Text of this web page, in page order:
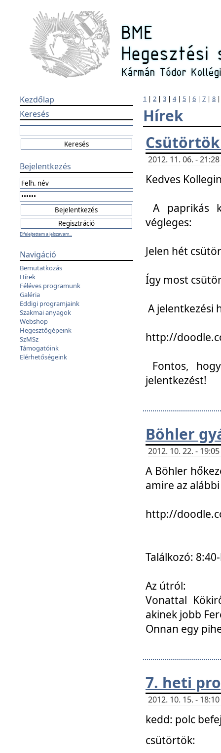
Kezdőlap
Keresés
Bejelentkezés
Elfelejtettem a jelszavam...
Navigáció
Bemutatkozás
Hírek
Féléves programunk
Galéria
Eddigi programjaink
Szakmai anyagok
Webshop
Hegesztőgépeink
SzMSz
Támogatóink
Elérhetőségeink
1 | 2 | 3 | 4| 5 | 6 | 7 | 8
Hírek
2012. 11. 06. -
Kedves
A paprikás
végleges:
Jelen hét
Így most
A jelentkezési
http://
Fontos,
jelentkezést!
Böhler
2012. 10. 22. -
A Böhler
amire az
http://
Találkozó:
Az útról:
Vonattal
akinek jobb
Onnan egy
7. heti
2012. 10. 15. -
kedd: polc
csütörtök: